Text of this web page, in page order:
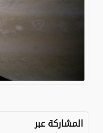
المشاركة عبر